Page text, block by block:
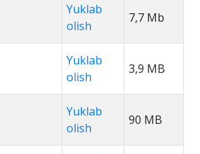
Yuklab
olish
7,7 Mb
Yuklab
olish
3,9 MB
Yuklab
olish
90 MB